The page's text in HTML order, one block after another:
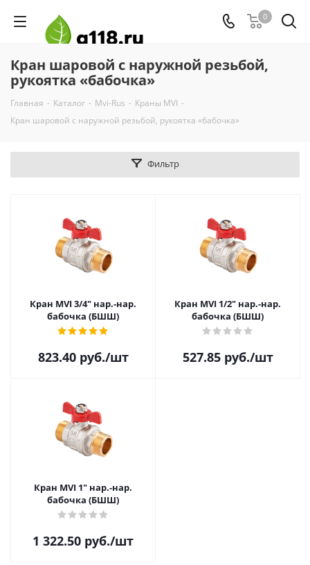
0
Кран шаровой с наружной резьбой,
рукоятка «бабочка»
Главная - Каталог - Mvi-Rus - Краны MVI -
Кран шаровой с наружной резьбой, рукоятка «бабочка»
Фильтр
Кран MVI 3/4" нар.-нар.
бабочка (БШШ)
823.40руб./шт
Кран MVI 1/2" нар.-нар.
бабочка (БШШ)
527.85руб./шт
Кран MVI 1" нар.-нар.
бабочка (БШШ)
1 322.50 руб./шт